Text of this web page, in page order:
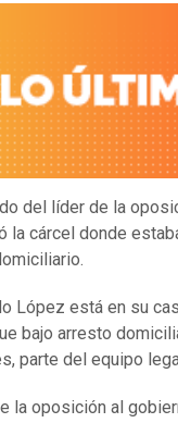
del líder de la
la cárcel donde
López está en su
bajo arresto
parte del equipo
la oposición al